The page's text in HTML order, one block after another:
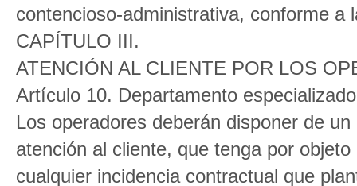
contencioso-administrativa, conforme a
CAPÍTULO III.
ATENCIÓN AL CLIENTE POR LOS
Artículo 10. Departamento
Los operadores deberán disponer de
atención al cliente, que tenga por
cualquier incidencia contractual que